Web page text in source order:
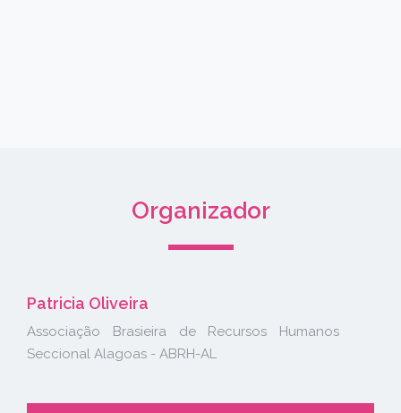
Organizador
Patricia Oliveira
Associação Brasieira de Recursos Humanos
Seccional Alagoas - ABRH-AL